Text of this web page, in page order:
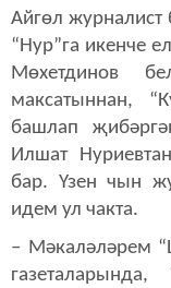
Айгөл журналист
“Нур”га икенче
Мөхетдинов
максатыннан,
башлап
Илшат
бар. Үзен чын
идем ул чакта.
– Мәкаләләрем